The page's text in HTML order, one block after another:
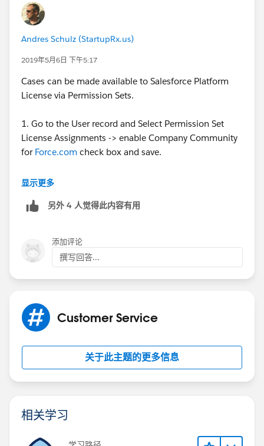
Andres Schulz (StartupRx.us)
2019年5月6日 下午5:17
Cases can be made available to Salesforce Platform
License via Permission Sets.
1. Go to the User record and Select Permission Set
License Assignments -> enable Company Community
for Force.com check box and save.
2. Create new Permission Set with the Company
Cases. Under Object Settings -> Cases-> Tab Setting ->
check "Available" & "Visible". Under Object Settings ->
Cases -> Object Permissions -> check CRED and Save
Set Assignment -> add newly created permission set
显示更多
另外 4 人觉得此内容有用
添加评论
撰写回答...
Customer Service
关于此主题的更多信息
相关学习